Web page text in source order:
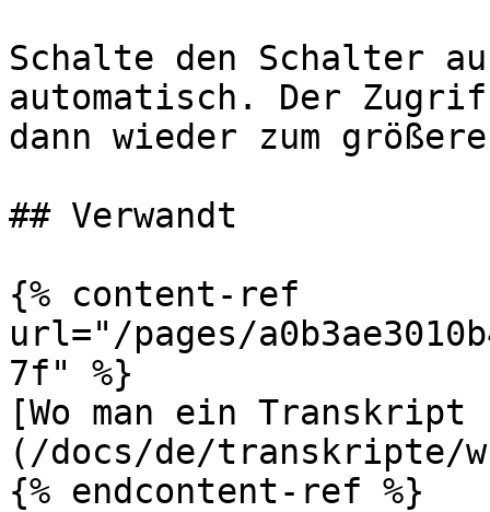
Schalte den Schalter
automatisch. Der
dann wieder zum
## Verwandt
{% content-ref
url="/pages/
7f" %}
[Wo man ein
(/docs/de/transkripte/
{% endcontent-ref %}